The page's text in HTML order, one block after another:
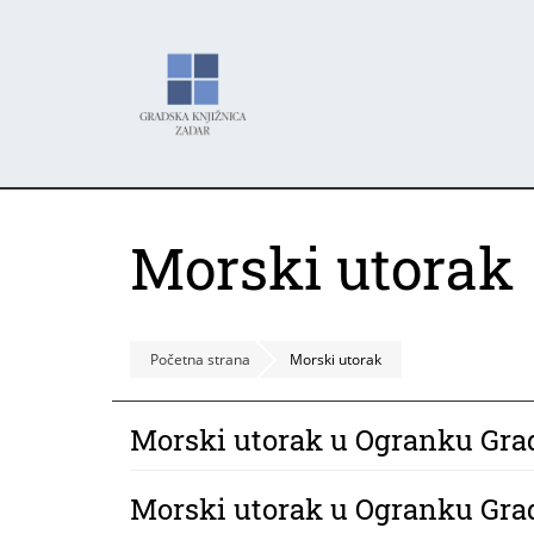
Morski utorak
Početna strana Morski utorak
Morski utorak u Ogranku
Morski utorak u Ogranku